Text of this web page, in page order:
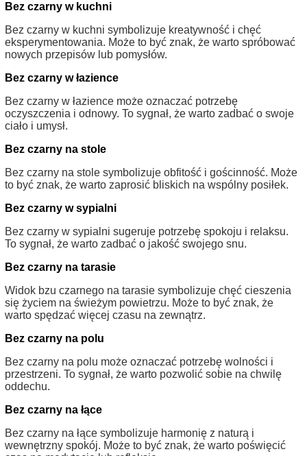
Bez czarny w kuchni
Bez czarny w kuchni symbolizuje kreatywność i chęć
eksperymentowania. Może to być znak, że warto spróbować
nowych przepisów lub pomysłów.
Bez czarny w łazience
Bez czarny w łazience może oznaczać potrzebę
oczyszczenia i odnowy. To sygnał, że warto zadbać o swoje
ciało i umysł.
Bez czarny na stole
Bez czarny na stole symbolizuje obfitość i gościnność. Może
to być znak, że warto zaprosić bliskich na wspólny posiłek.
Bez czarny w sypialni
Bez czarny w sypialni sugeruje potrzebę spokoju i relaksu.
To sygnał, że warto zadbać o jakość swojego snu.
Bez czarny na tarasie
Widok bzu czarnego na tarasie symbolizuje chęć cieszenia
się życiem na świeżym powietrzu. Może to być znak, że
warto spędzać więcej czasu na zewnątrz.
Bez czarny na polu
Bez czarny na polu może oznaczać potrzebę wolności i
przestrzeni. To sygnał, że warto pozwolić sobie na chwilę
oddechu.
Bez czarny na łące
Bez czarny na łące symbolizuje harmonię z naturą i
wewnętrzny spokój. Może to być znak, że warto poświęcić